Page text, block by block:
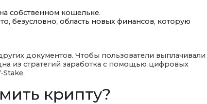
собственном кошельке.
безусловно, область новых финансов, которую
документов. Чтобы пользователи выплачивали
из стратегий заработка с помощью цифровых
крипту?⁠⁠